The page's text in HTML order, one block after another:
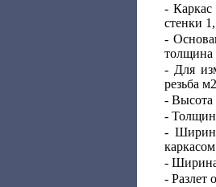
-
стенки
-
толщина
- Для
резьба
- Высота
-
-
-
- Разлет